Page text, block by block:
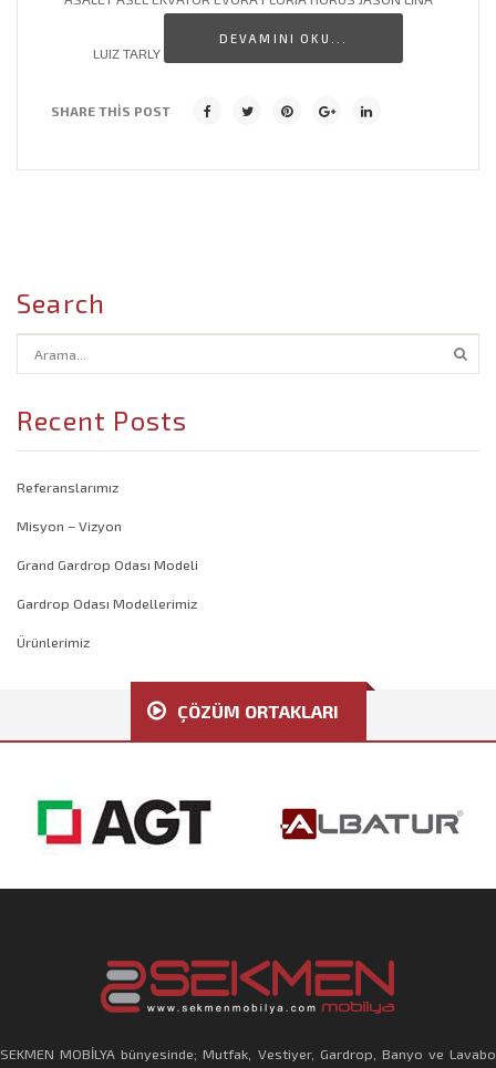
İşyeri Dekorasyon Modelleri
LUIZ TARLY
DEVAMINI OKU...
SHARE THIS POST
Search
Recent Posts
Referanslarımız
Misyon – Vizyon
Grand Gardrop Odası Modeli
Gardrop Odası Modellerimiz
Ürünlerimiz
ÇÖZÜM ORTAKLARI
SEKMEN MOBİLYA bünyesinde; Mutfak, Vestiyer, Gardrop, Banyo ve Lavabo